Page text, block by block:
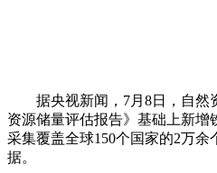
据央视新闻，7月8日，自然
资源储量评估报告》基础上新增
采集覆盖全球150个国家的2万
据。